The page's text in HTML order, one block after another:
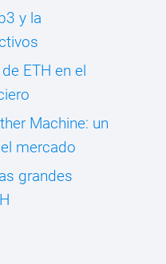
y la
ETH en el
Machine: un
mercado
grandes